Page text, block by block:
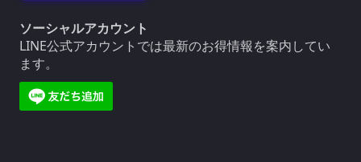
ソーシャルアカウント
LINE公式アカウントでは最新のお得情報を案内してい
ます。